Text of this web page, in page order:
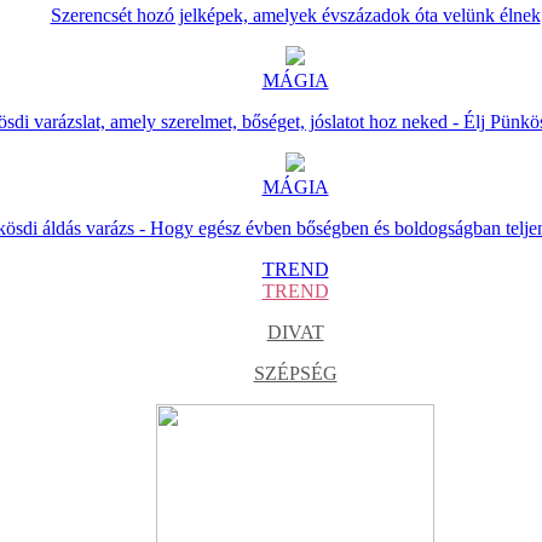
Szerencsét hozó jelképek, amelyek évszázadok óta velünk élnek
MÁGIA
varázslat, amely szerelmet, bőséget, jóslatot hoz neked - Élj
MÁGIA
áldás varázs - Hogy egész évben bőségben és boldogságban
TREND
TREND
DIVAT
SZÉPSÉG